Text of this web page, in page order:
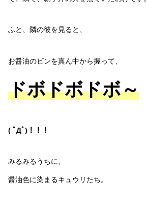
ふと、隣の彼を見ると、
お醤油のビンを真ん中から握って、
ドボドボドボ～
( ﾟДﾟ)！！！
みるみるうちに、
醤油色に染まるキュウリたち。